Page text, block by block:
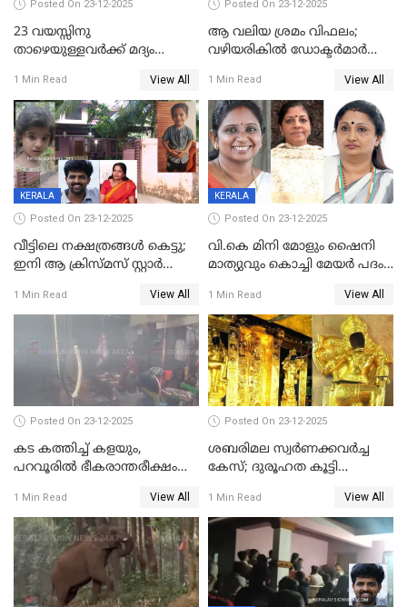
Posted On 23-12-2025
23 വയസ്സിനു
താഴെയുള്ളവർക്ക് മദ്യം
നടപടി;സ്ഥാപനങ്ങൾക്കെതിരെ
രണ്ട് കേസുകൾ
1 Min Read View All
Posted On 23-12-2025
ആ വലിയ ശ്രമം വിഫലം;
വഴിയരികില്‍ ‌ഡോക്ടര്‍മാര്‍
മരണത്തിന് കീഴടങ്ങി
1 Min Read View All
KERALA
Posted On 23-12-2025
വീട്ടിലെ നക്ഷത്രങ്ങൾ കെട്ടു;
ഇനി ആ ക്രിസ്മസ് സ്റ്റാർ
വേണ്ടിയുള്ള
പിടിവലിക്കിടയിൽ
അപ്പൂപ്പനെതിരെ പോക്സോ
കേസ് ഒടുവിൽ 4 ജീവനുകൾ
പൊലിഞ്ഞു
1 Min Read View All
KERALA
Posted On 23-12-2025
വി.കെ മിനി മോളും ഷൈനി
മാത്യുവും കൊച്ചി മേയർ പദം
മേയറാകില്ല
1 Min Read View All
Posted On 23-12-2025
കട കത്തിച്ച് കളയും,
പറവൂരില്‍ ഭീകരാന്തരീക്ഷം
1 Min Read View All
Posted On 23-12-2025
ശബരിമല സ്വര്‍ണക്കവര്‍ച്ച
കേസ്; ദുരൂഹത കൂട്ടി
1 Min Read View All